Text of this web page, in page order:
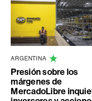
ARGENTINA
Presión sobre los
márgenes de
MercadoLibre